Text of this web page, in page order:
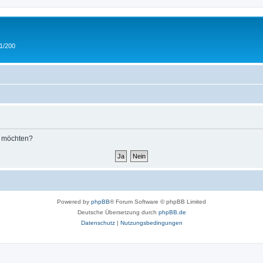
200
Powered by phpBB® Forum Software © phpBB Limited
Deutsche Übersetzung durch phpBB.de
Datenschutz| Nutzungsbedingungen